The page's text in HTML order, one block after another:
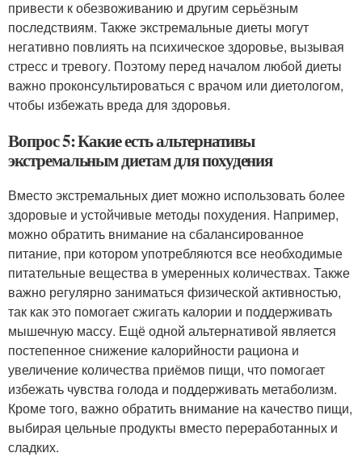
привести к обезвоживанию и другим серьёзным
последствиям. Также экстремальные диеты могут
негативно повлиять на психическое здоровье, вызывая
стресс и тревогу. Поэтому перед началом любой диеты
важно проконсультироваться с врачом или диетологом,
чтобы избежать вреда для здоровья.
Вопрос 5: Какие есть альтернативы
экстремальным диетам для похудения
Вместо экстремальных диет можно использовать более
здоровые и устойчивые методы похудения. Например,
можно обратить внимание на сбалансированное
питание, при котором употребляются все необходимые
питательные вещества в умеренных количествах. Также
важно регулярно заниматься физической активностью,
так как это помогает сжигать калории и поддерживать
мышечную массу. Ещё одной альтернативой является
постепенное снижение калорийности рациона и
увеличение количества приёмов пищи, что помогает
избежать чувства голода и поддерживать метаболизм.
Кроме того, важно обратить внимание на качество пищи,
выбирая цельные продукты вместо переработанных и
сладких.